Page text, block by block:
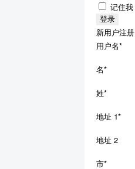
记住我
新用户注册
用户名*
名*
姓*
地址 1*
地址 2
市*